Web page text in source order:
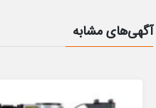
آگهی‌های مشابه